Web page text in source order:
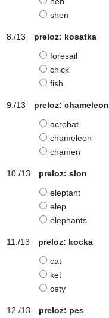
shen
preloz: kosatka
foresail
chick
fish
preloz: chameleon
acrobat
chameleon
chamen
preloz: slon
eleptant
elep
elephants
preloz: kocka
cat
ket
cety
preloz: pes